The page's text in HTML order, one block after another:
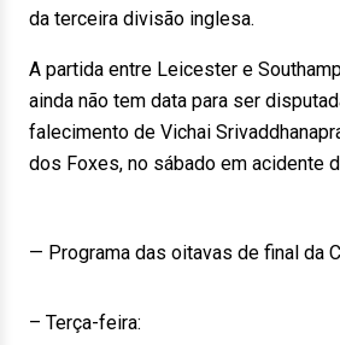
da terceira divisão inglesa.
A partida entre Leicester e
ainda não tem data para ser
falecimento de Vichai
dos Foxes, no sábado em acidente
— Programa das oitavas de final da
– Terça-feira: